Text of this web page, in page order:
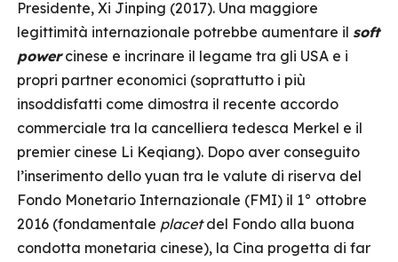
Presidente, Xi Jinping (2017). Una maggiore
legittimità internazionale potrebbe aumentare il soft
powercinese e incrinare il legame tra gli USA e i
propri partner economici (soprattutto i più
insoddisfatti come dimostra il recente accordo
commerciale tra la cancelliera tedesca Merkel e il
premier cinese Li Keqiang). Dopo aver conseguito
l’inserimento dello yuan tra le valute di riserva del
Fondo Monetario Internazionale (FMI) il 1° ottobre
2016 (fondamentale placetdel Fondo alla buona
condotta monetaria cinese), la Cina progetta di far